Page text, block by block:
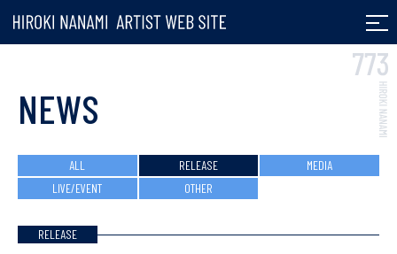
七海ひろき
NEWS
ALL RELEASE
MEDIA
LIVE/EVENT
OTHER
RELEASE